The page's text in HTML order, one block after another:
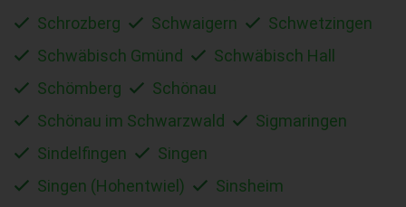
Schrozberg
Schwaigern
Schwetzingen
Schwäbisch Gmünd
Schwäbisch Hall
Schömberg
Schönau
Schönau im Schwarzwald
Sigmaringen
Sindelfingen
Singen
Singen (Hohentwiel)
Sinsheim